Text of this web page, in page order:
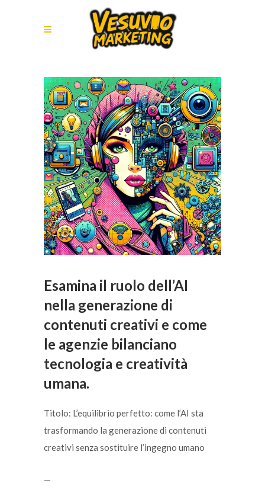
Esamina il ruolo dell’AI
nella generazione di
contenuti creativi e come
le agenzie bilanciano
tecnologia e creatività
umana.
Titolo: L’equilibrio perfetto: come l’AI sta
trasformando la generazione di contenuti
creativi senza sostituire l’ingegno umano
—